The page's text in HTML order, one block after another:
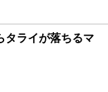
タライが落ちるマ